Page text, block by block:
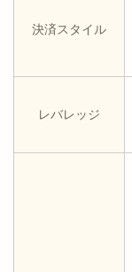
決済スタイル
レバレッジ